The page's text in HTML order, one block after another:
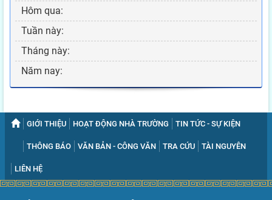
Hôm qua:
Tuần này:
Tháng này:
Năm nay:
GIỚI THIỆU HOẠT ĐỘNG NHÀ TRƯỜNG TIN TỨC - SỰ KIỆN
THÔNG BÁO VĂN BẢN - CÔNG VĂN TRA CỨU TÀI NGUYÊN
LIÊN HỆ